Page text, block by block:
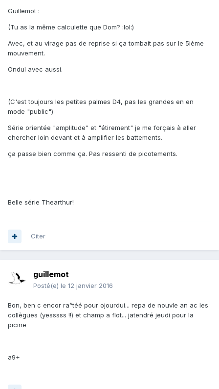
Guillemot :
(Tu as la même calculette que Dom? :lol:)
Avec, et au virage pas de reprise si ça tombait pas sur le 5ième
mouvement.
Ondul avec aussi.
(C'est toujours les petites palmes D4, pas les grandes en en
mode "public")
Série orientée "amplitude" et "étirement" je me forçais à aller
chercher loin devant et à amplifier les battements.
ça passe bien comme ça. Pas ressenti de picotements.
Belle série Thearthur!
Citer
guillemot
Posté(e) le 12 janvier 2016
Bon, ben c encor ra^téé pour ojourdui... repa de nouvle an ac les
collègues (yesssss !!) et champ a flot... jatendré jeudi pour la
picine
a9+